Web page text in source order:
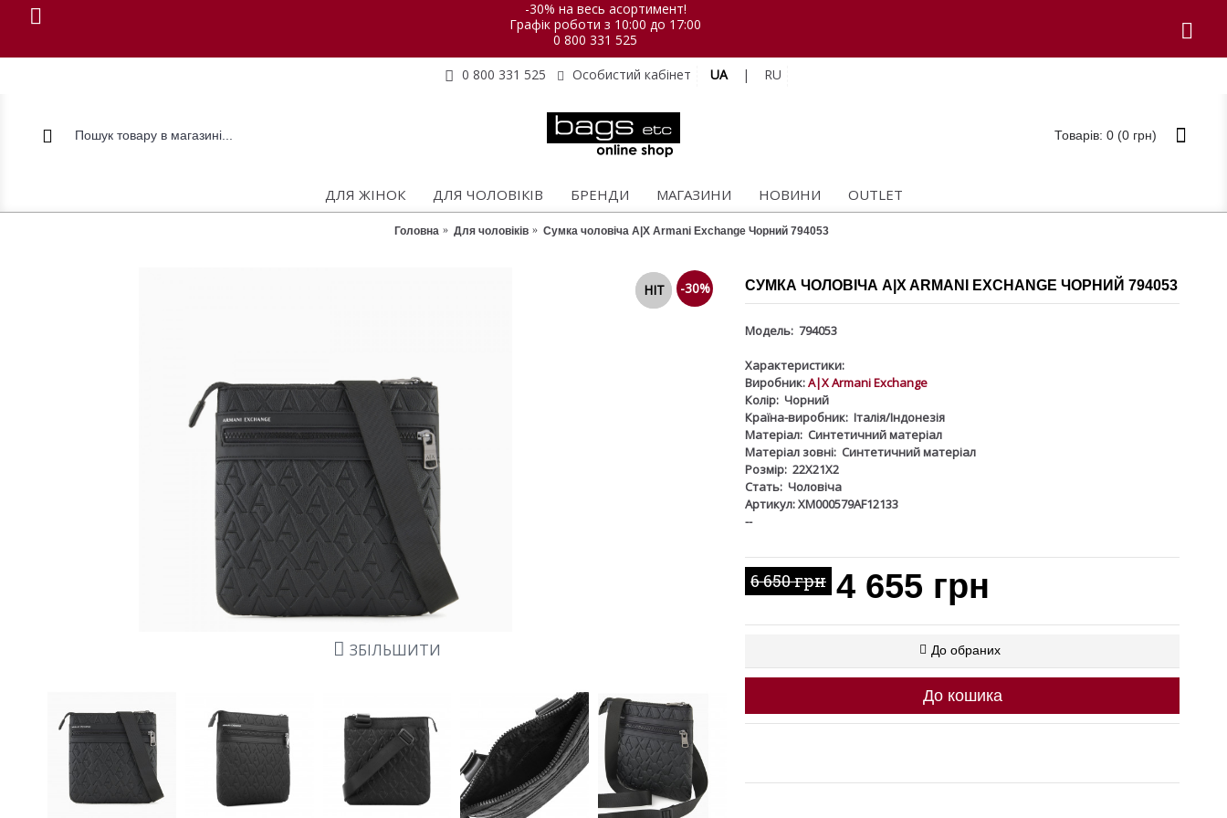
-30% на весь асортимент!
Графік роботи з 10:00 до 17:00
0 800 331 525
0 800 331 525
Особистий кабінет UA | RU
Товарів: 0 (0 грн)
ДЛЯ ЖІНОК ДЛЯ ЧОЛОВІКІВ БРЕНДИ МАГАЗИНИ НОВИНИ OUTLET
Головна Для чоловіків Сумка чоловіча A|X Armani Exchange Чорний 794053
-30%
HIT
NEW
ЗБІЛЬШИТИ
СУМКА ЧОЛОВІЧА A|X ARMANI EXCHANGE ЧОРНИЙ 794053
Модель: 794053
Характеристики:
Виробник:A|X Armani Exchange
Колір: Чорний
Країна-виробник: Італія/Індонезія
Матеріал: Синтетичний матеріал
Матеріал зовні: Синтетичний матеріал
Розмір: 22X21X2
Стать: Чоловіча
Артикул: XM000579AF12133
--
6 650 грн 4 655 грн
До обраних
До кошика